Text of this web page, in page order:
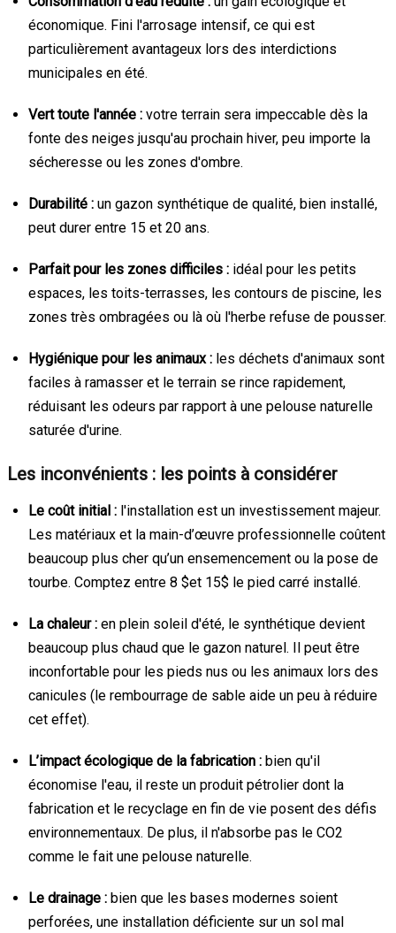
économique. Fini l'arrosage intensif, ce qui est
particulièrement avantageux lors des interdictions
municipales en été.
Vert toute l'année : votre terrain sera impeccable dès la
fonte des neiges jusqu'au prochain hiver, peu importe la
sécheresse ou les zones d'ombre.
Durabilité : un gazon synthétique de qualité, bien installé,
peut durer entre 15 et 20 ans.
Parfait pour les zones difficiles : idéal pour les petits
espaces, les toits-terrasses, les contours de piscine, les
zones très ombragées ou là où l'herbe refuse de pousser.
Hygiénique pour les animaux : les déchets d'animaux sont
faciles à ramasser et le terrain se rince rapidement,
réduisant les odeurs par rapport à une pelouse naturelle
saturée d'urine.
Les inconvénients : les points à considérer
Le coût initial : l'installation est un investissement majeur.
Les matériaux et la main-d’œuvre professionnelle coûtent
beaucoup plus cher qu’un ensemencement ou la pose de
tourbe. Comptez entre 8 $et 15$ le pied carré installé.
La chaleur : en plein soleil d'été, le synthétique devient
beaucoup plus chaud que le gazon naturel. Il peut être
inconfortable pour les pieds nus ou les animaux lors des
canicules (le rembourrage de sable aide un peu à réduire
cet effet).
L’impact écologique de la fabrication : bien qu'il
économise l'eau, il reste un produit pétrolier dont la
fabrication et le recyclage en fin de vie posent des défis
environnementaux. De plus, il n'absorbe pas le CO2
comme le fait une pelouse naturelle.
Le drainage : bien que les bases modernes soient
perforées, une installation déficiente sur un sol mal